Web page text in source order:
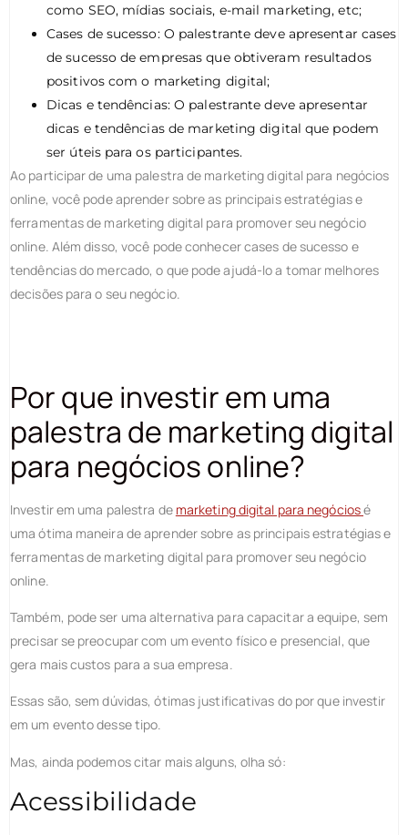
como SEO, mídias sociais, e-mail marketing, etc;
Cases de sucesso: O palestrante deve apresentar cases
de sucesso de empresas que obtiveram resultados
positivos com o marketing digital;
Dicas e tendências: O palestrante deve apresentar
dicas e tendências de marketing digital que podem
ser úteis para os participantes.
Ao participar de uma palestra de marketing digital para negócios
online, você pode aprender sobre as principais estratégias e
ferramentas de marketing digital para promover seu negócio
online. Além disso, você pode conhecer cases de sucesso e
tendências do mercado, o que pode ajudá-lo a tomar melhores
decisões para o seu negócio.
Por que investir em uma
palestra de marketing digital
para negócios online?
Investir em uma palestra de marketing digital para negóciosé
uma ótima maneira de aprender sobre as principais estratégias e
ferramentas de marketing digital para promover seu negócio
online.
Também, pode ser uma alternativa para capacitar a equipe, sem
precisar se preocupar com um evento físico e presencial, que
gera mais custos para a sua empresa.
Essas são, sem dúvidas, ótimas justificativas do por que investir
em um evento desse tipo.
Mas, ainda podemos citar mais alguns, olha só:
Acessibilidade